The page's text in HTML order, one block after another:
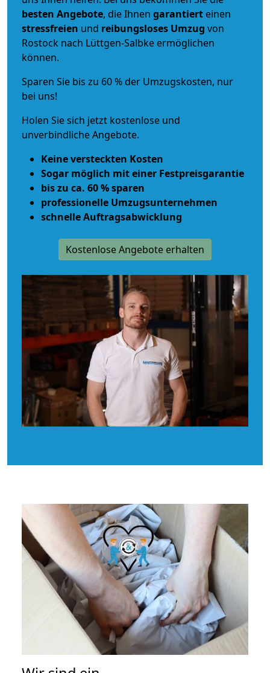
besten Angebote, die Ihnen garantiert einen
stressfreien und reibungsloses Umzug von
Rostock nach Lüttgen-Salbke ermöglichen
können.
Sparen Sie bis zu 60 % der Umzugskosten, nur
bei uns!
Holen Sie sich jetzt kostenlose und
unverbindliche Angebote.
Keine versteckten Kosten
Sogar möglich mit einer Festpreisgarantie
bis zu ca. 60 % sparen
professionelle Umzugsunternehmen
schnelle Auftragsabwicklung
Kostenlose Angebote erhalten